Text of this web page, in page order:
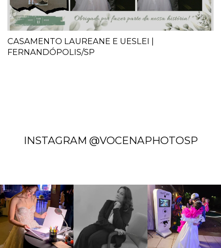
CASAMENTO LAUREANE E UESLEI |
FERNANDÓPOLIS/SP
INSTAGRAM @VOCENAPHOTOSP